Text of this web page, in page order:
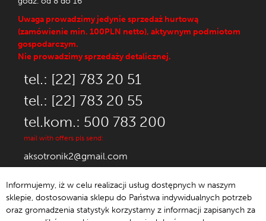
Uwaga prowadzimy jedynie sprzedaż hurtową
(zamówienie min. 100PLN netto), aktywnym podmiotom
gospodarczym.
Nie prowadzimy sprzedaży detalicznej.
tel.: [22] 783 20 51
tel.: [22] 783 20 55
tel.kom.: 500 783 200
mail with offers pls send:
aksotronik2@gmail.com
© 1992-2021 Aksotronik.
Informujemy, iż w celu realizacji usług dostępnych w naszym
sklepie, dostosowania sklepu do Państwa indywidualnych potrzeb
oraz gromadzenia statystyk korzystamy z informacji zapisanych za